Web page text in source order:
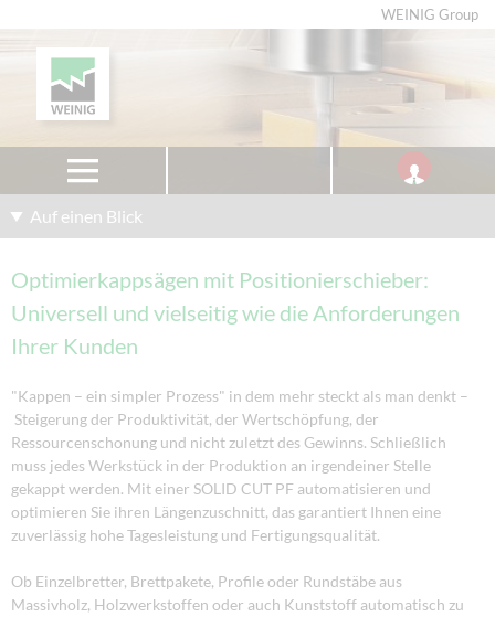
WEINIG Group
Auf einen Blick
Optimierkappsägen mit Positionierschieber:
Universell und vielseitig wie die Anforderungen
Ihrer Kunden
"Kappen – ein simpler Prozess" in dem mehr steckt als man denkt –
Steigerung der Produktivität, der Wertschöpfung, der
Ressourcenschonung und nicht zuletzt des Gewinns. Schließlich
muss jedes Werkstück in der Produktion an irgendeiner Stelle
gekappt werden. Mit einer SOLID CUT PF automatisieren und
optimieren Sie ihren Längenzuschnitt, das garantiert Ihnen eine
zuverlässig hohe Tagesleistung und Fertigungsqualität.
Ob Einzelbretter, Brettpakete, Profile oder Rundstäbe aus
Massivholz, Holzwerkstoffen oder auch Kunststoff automatisch zu